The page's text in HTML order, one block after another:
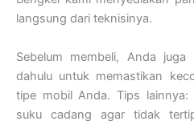
langsung dari teknisinya.
Sebelum membeli, Anda
dahulu untuk memastikan
tipe mobil Anda. Tips lainnya:
suku cadang agar tidak